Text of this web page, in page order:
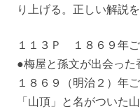
り上げる。正しい解説
１１３Ｐ １８６９年
●梅屋と孫文が出会った
１８６９（明治２）年
「山頂」と名がついた